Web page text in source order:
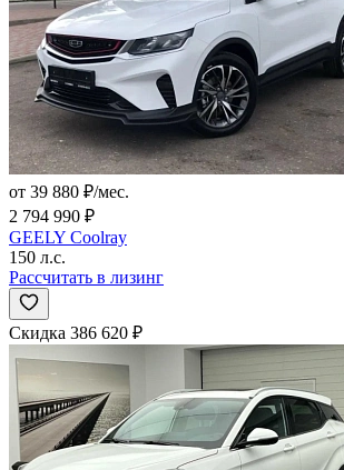
от 39 880 ₽/мес.
2 794 990 ₽
GEELY Coolray
150 л.с.
Рассчитать в лизинг
Скидка 386 620 ₽